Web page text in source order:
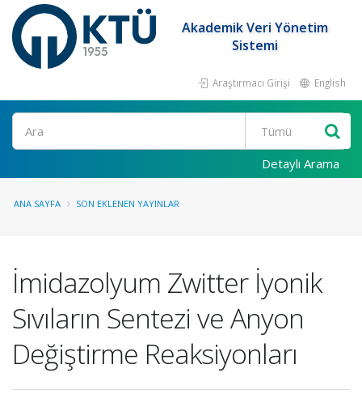
Akademik Veri Yönetim
Sistemi
Araştırmacı Girişi English
Ara
Detaylı Arama
ANA SAYFA SON EKLENEN YAYINLAR
İmidazolyum Zwitter İyonik
Sıvıların Sentezi ve Anyon
Değiştirme Reaksiyonları